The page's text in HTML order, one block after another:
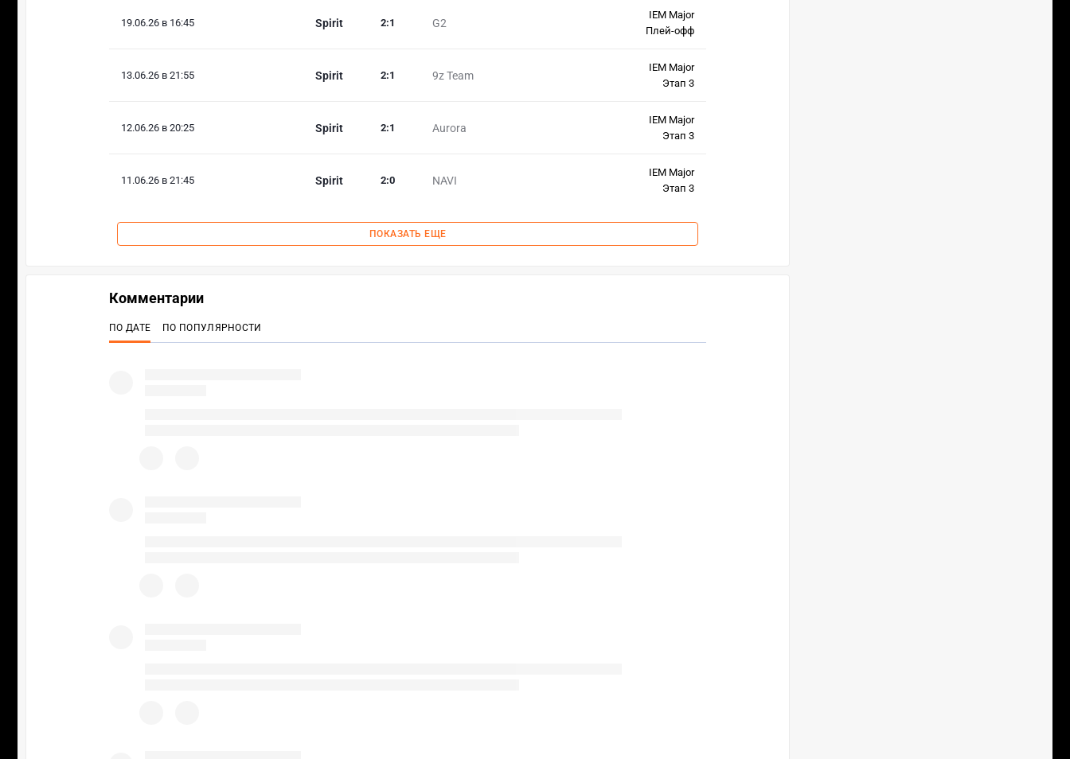
19.06.26 в 16:45 Spirit G2
2:1
IEM Major
Плей-офф
13.06.26 в 21:55 Spirit 9z Team
2:1
IEM Major
Этап 3
12.06.26 в 20:25 Spirit Aurora
2:1
IEM Major
Этап 3
11.06.26 в 21:45 Spirit NAVI
2:0
IEM Major
Этап 3
ПОКАЗАТЬ ЕЩЕ
Комментарии
ПО ДАТЕ ПО ПОПУЛЯРНОСТИ